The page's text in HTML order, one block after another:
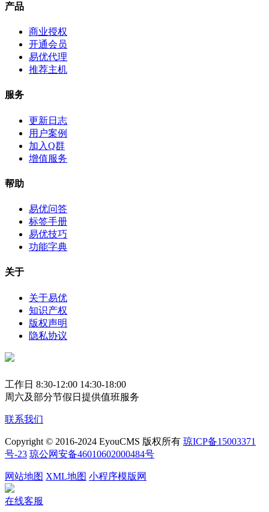
产品
商业授权
开通会员
易优代理
推荐主机
服务
更新日志
用户案例
加入Q群
增值服务
帮助
易优问答
标签手册
易优技巧
功能字典
关于
关于易优
知识产权
版权声明
隐私协议
工作日 8:30-12:00 14:30-18:00
周六及部分节假日提供值班服务
联系我们
Copyright © 2016-2024 EyouCMS 版权所有 琼ICP备15003371
号-23 琼公网安备46010602000484号
网站地图 XML地图 小程序模版网
在线客服